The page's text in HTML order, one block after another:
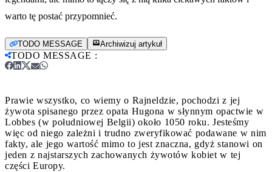
warto tę postać przypomnieć.
TODO MESSAGE Archiwizuj artykuł
TODO MESSAGE :
Prawie wszystko, co wiemy o Rajneldzie, pochodzi z jej
żywota spisanego przez opata Hugona w słynnym opactwie w
Lobbes (w południowej Belgii) około 1050 roku. Jesteśmy
więc od niego zależni i trudno zweryfikować podawane w nim
fakty, ale jego wartość mimo to jest znaczna, gdyż stanowi on
jeden z najstarszych zachowanych żywotów kobiet w tej
części Europy.